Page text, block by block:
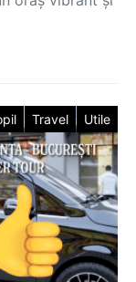
Travel Utile